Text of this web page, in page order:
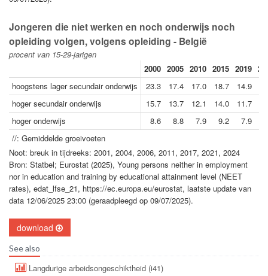
Jongeren die niet werken en noch onderwijs noch
opleiding volgen, volgens opleiding - België
procent van 15-29-jarigen
2000 2005 2010 2015 2019
hoogstens lager secundair onderwijs
23.3 17.4 17.0 18.7 14.9
hoger secundair onderwijs
15.7 13.7 12.1 14.0 11.7
hoger onderwijs
8.6 8.8 7.9 9.2 7.9
//: Gemiddelde groeivoeten
Noot: breuk in tijdreeks: 2001, 2004, 2006, 2011, 2017, 2021, 2024
Bron: Statbel; Eurostat (2025), Young persons neither in employment
nor in education and training by educational attainment level (NEET
rates), edat_lfse_21, https://ec.europa.eu/eurostat, laatste update van
data 12/06/2025 23:00 (geraadpleegd op 09/07/2025).
download
See also
Langdurige arbeidsongeschiktheid (i41)